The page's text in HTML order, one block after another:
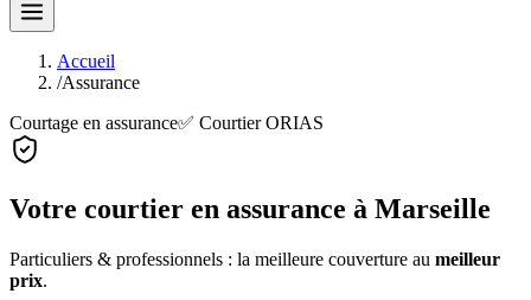
Accueil
/Assurance
Courtage en assurance✅ Courtier ORIAS
Votre courtier en assurance à Marseille
Particuliers & professionnels : la meilleure couverture au meilleur
prix.